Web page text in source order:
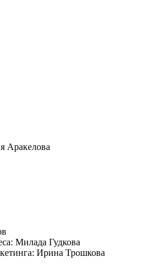
Аракелова
Милада Гудкова
Ирина Трошкова